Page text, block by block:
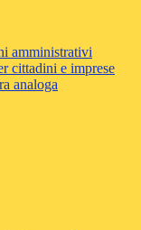
amministrativi
cittadini e imprese
analoga